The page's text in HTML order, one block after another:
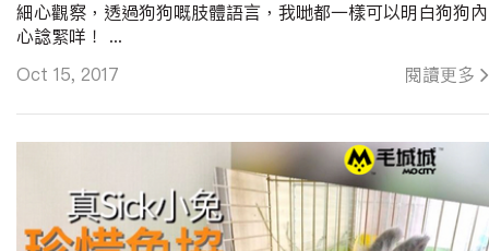
Oct 15, 2017 閱讀更多
細心觀察，透過狗狗嘅肢體語言，我哋都一樣可以明白狗狗內
心諗緊咩！ ...